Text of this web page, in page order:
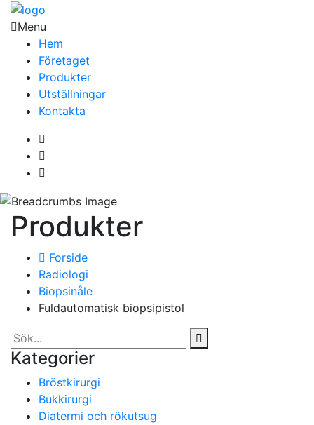
Menu
Hem
Företaget
Produkter
Utställningar
Kontakta
Produkter
Forside
Radiologi
Biopsinåle
Fuldautomatisk biopsipistol
Kategorier
Bröstkirurgi
Bukkirurgi
Diatermi och rökutsug